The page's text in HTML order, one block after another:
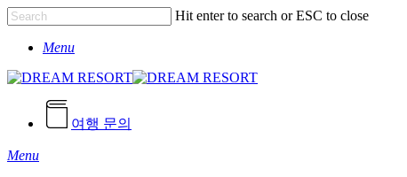
Skip
to
main
Hit enter to search or ESC to close
SearchMenu
여행 문의
Menu